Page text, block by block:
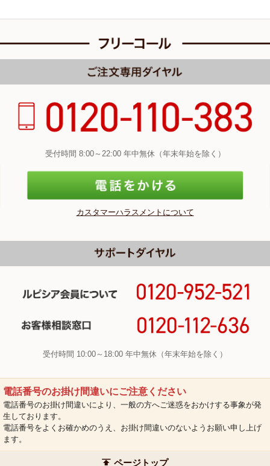
受付時間 8:00～22:00 年中無休（年末年始を除く）
カスタマーハラスメントについて
受付時間 10:00～18:00 年中無休（年末年始を除く）
電話番号のお掛け間違いにご注意ください
電話番号のお掛け間違いにより、一般の方へご迷惑をおかけする事象が発
生しております。
電話番号をよくお確かめのうえ、お掛け間違いのないようお願い申し上げ
ます。
ページトップ